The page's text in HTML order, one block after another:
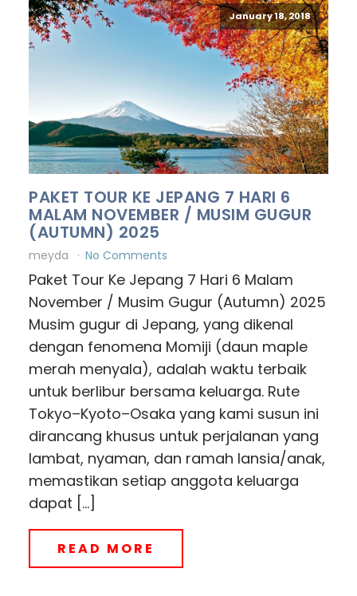
January 18, 2018
PAKET TOUR KE JEPANG 7 HARI 6
MALAM NOVEMBER / MUSIM GUGUR
(AUTUMN) 2025
meyda No Comments
Paket Tour Ke Jepang 7 Hari 6 Malam
November / Musim Gugur (Autumn) 2025
Musim gugur di Jepang, yang dikenal
dengan fenomena Momiji (daun maple
merah menyala), adalah waktu terbaik
untuk berlibur bersama keluarga. Rute
Tokyo–Kyoto–Osaka yang kami susun ini
dirancang khusus untuk perjalanan yang
lambat, nyaman, dan ramah lansia/anak,
memastikan setiap anggota keluarga
dapat […]
READ MORE